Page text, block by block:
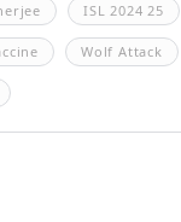
ISL 2024 25
Wolf Attack